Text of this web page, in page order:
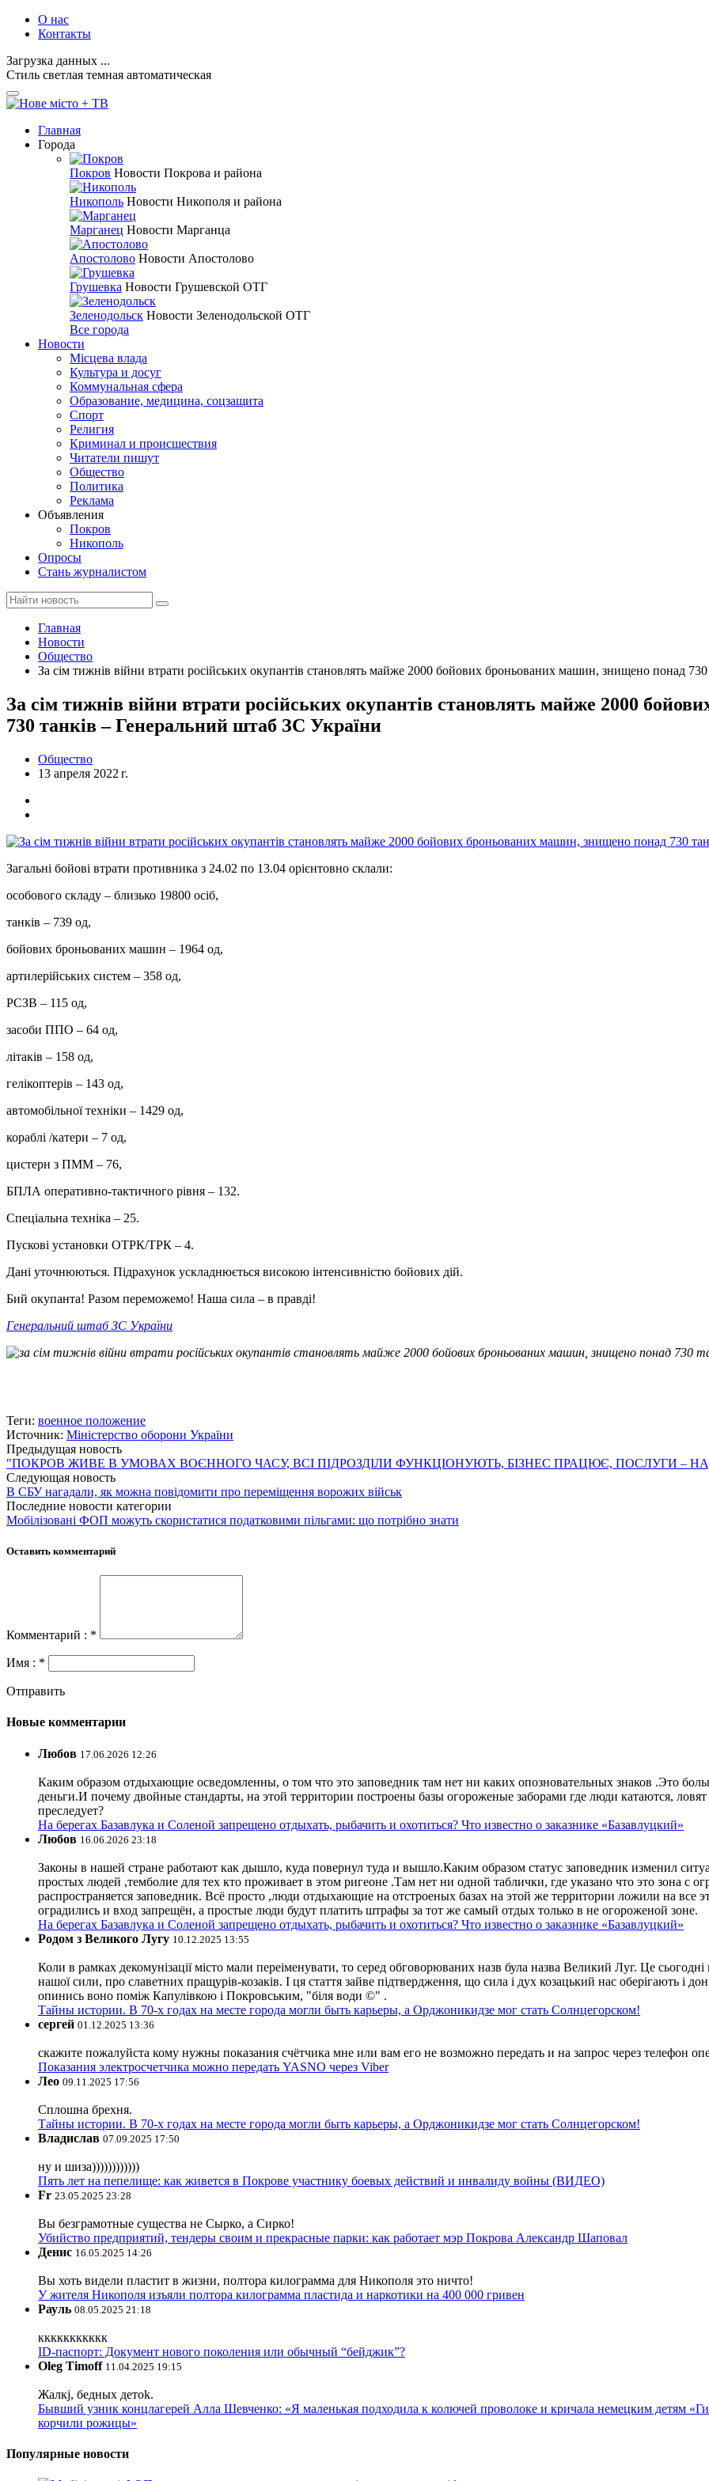
О нас
Контакты
Загрузка данных ...
Стиль светлая темная автоматическая
Главная
Города
Покров Новости Покрова и района
Никополь Новости Никополя и района
Марганец Новости Марганца
Апостолово Новости Апостолово
Грушевка Новости Грушевской ОТГ
Зеленодольск Новости Зеленодольской ОТГ
Все города
Новости
Місцева влада
Культура и досуг
Коммунальная сфера
Образование, медицина, соцзащита
Спорт
Религия
Криминал и происшествия
Читатели пишут
Общество
Политика
Реклама
Объявления
Покров
Никополь
Опросы
Стань журналистом
Главная
Новости
Общество
За сім тижнів війни втрати російських окупантів становлять майже 2000 бойових броньованих машин, знищено понад
За сім тижнів війни втрати російських окупантів становлять майже 2000
730 танків – Генеральний штаб ЗС України
Общество
13 апреля 2022 г.
Загальні бойові втрати противника з 24.02 по 13.04 орієнтовно склали:
особового складу ‒ близько 19800 осіб,
танків ‒ 739 од,
бойових броньованих машин ‒ 1964 од,
артилерійських систем – 358 од,
РСЗВ ‒ 115 од,
засоби ППО ‒ 64 од,
літаків – 158 од,
гелікоптерів – 143 од,
автомобільної техніки ‒ 1429 од,
кораблі /катери ‒ 7 од,
цистерн з ПММ ‒ 76,
БПЛА оперативно-тактичного рівня ‒ 132.
Спеціальна техніка ‒ 25.
Пускові установки ОТРК/ТРК ‒ 4.
Дані уточнюються. Підрахунок ускладнюється високою інтенсивністю бойових дій.
Бий окупанта! Разом переможемо! Наша сила ‒ в правді!
Генеральний штаб ЗС України
Теги: военное положение
Источник: Міністерство оборони України
Предыдущая новость
"ПОКРОВ ЖИВЕ В УМОВАХ ВОЄННОГО ЧАСУ, ВСІ ПІДРОЗДІЛИ ФУНКЦІОНУЮТЬ, БІЗНЕС ПРАЦЮЄ, ПОСЛУГИ –
Следующая новость
В СБУ нагадали, як можна повідомити про переміщення ворожих військ
Последние новости категории
Мобілізовані ФОП можуть скористатися податковими пільгами: що потрібно знати
Оставить комментарий
Комментарий : *
Имя : *
Отправить
Новые комментарии
Любов 17.06.2026 12:26
Каким образом отдыхающие осведомленны, о том что это заповедник там нет ни каких опозновательных знаков .Это
деньги.И почему двойные стандарты, на этой территории построены базы огороженые заборами где люди катаются,
преследует?
На берегах Базавлука и Соленой запрещено отдыхать, рыбачить и охотиться? Что известно о заказнике «Базавлуцкий»
Любов 16.06.2026 23:18
Законы в нашей стране работают как дышло, куда повернул туда и вышло.Каким образом статус заповедник изменил
простых людей ,темболие для тех кто проживает в этом ригеоне .Там нет ни одной таблички, где указано что это зона с
распространяется заповедник. Всё просто ,люди отдыхающие на отстроеных базах на этой же территории ложили на все
оградились и вход запрещён, а простые люди будут платить штрафы за тот же самый отдых только в не огороженой зоне.
На берегах Базавлука и Соленой запрещено отдыхать, рыбачить и охотиться? Что известно о заказнике «Базавлуцкий»
Родом з Великого Лугу 10.12.2025 13:55
Коли в рамках декомунізації місто мали переіменувати, то серед обговорюваних назв була назва Великий Луг. Це
нашої сили, про славетних пращурів-козаків. І ця стаття зайве підтвердження, що сила і дух козацький нас оберігають і
опинись воно поміж Капулівкою і Покровським, "біля води ©" .
Тайны истории. В 70-х годах на месте города могли быть карьеры, а Орджоникидзе мог стать Солнцегорском!
сергей 01.12.2025 13:36
скажите пожалуйста кому нужны показания счётчика мне или вам его не возможно передать и на запрос через телефон
Показания электросчетчика можно передать YASNO через Viber
Лео 09.11.2025 17:56
Сплошна брехня.
Тайны истории. В 70-х годах на месте города могли быть карьеры, а Орджоникидзе мог стать Солнцегорском!
Владислав 07.09.2025 17:50
ну и шиза))))))))))))
Пять лет на пепелище: как живется в Покрове участнику боевых действий и инвалиду войны (ВИДЕО)
Fr 23.05.2025 23:28
Вы безграмотные существа не Сырко, а Сирко!
Убийство предприятий, тендеры своим и прекрасные парки: как работает мэр Покрова Александр Шаповал
Денис 16.05.2025 14:26
Вы хоть видели пластит в жизни, полтора килограмма для Никополя это ничто!
У жителя Никополя изъяли полтора килограмма пластида и наркотики на 400 000 гривен
Рауль 08.05.2025 21:18
ккккккккккк
ID-паспорт: Документ нового поколения или обычный “бейджик”?
Oleg Timoff 11.04.2025 19:15
Жалкj, бедных детok.
Бывший узник концлагерей Алла Шевченко: «Я маленькая подходила к колючей проволоке и кричала немецким детям
корчили рожицы»
Популярные новости